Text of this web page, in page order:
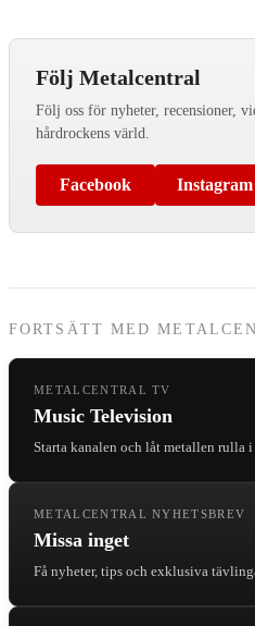
Följ Metalcentral
Följ oss för nyheter, recensioner,
hårdrockens värld.
Facebook Instagram
FORTSÄTT MED
METALCENTRAL TV
Music Television
Starta kanalen och låt metallen rulla i
METALCENTRAL NYHETSBREV
Missa inget
Få nyheter, tips och exklusiva